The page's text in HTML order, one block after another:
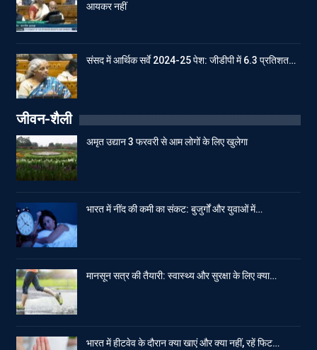
आयकर नहीं
संसद में आर्थिक सर्वे 2024-25 पेश: जीडीपी में 6.3 प्रतिशत…
जीवन-शैली
अमृत उद्यान 3 फरवरी से आम लोगों के लिए खुलेगा
भारत में नींद की कमी का संकट: बुजुर्गों और युवाओं में…
मानसून सत्र की तैयारी: स्वास्थ्य और सुरक्षा के लिए क्या…
भारत में हीटवेव के दौरान क्या खाएं और क्या नहीं, रहें फिट…